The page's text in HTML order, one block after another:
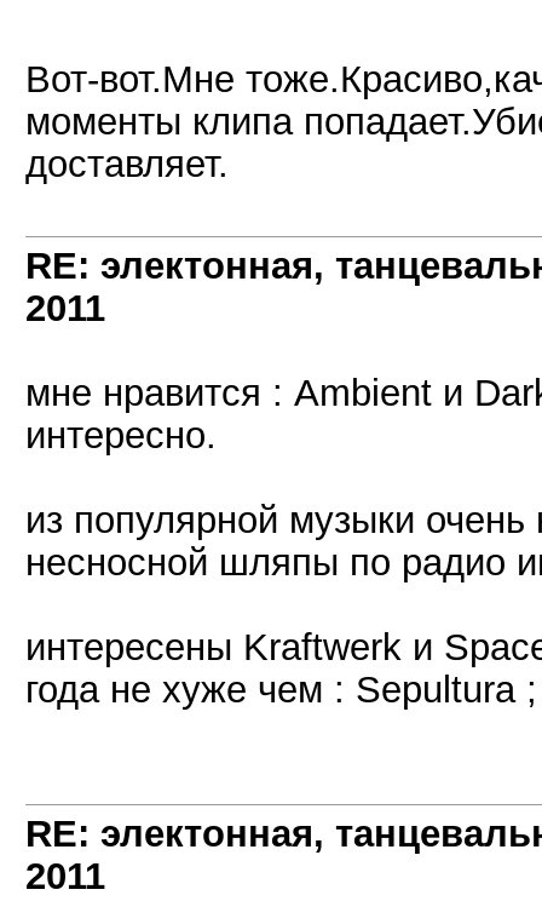
Вот-вот.Мне
моменты клипа
доставляет.
RE: электонная,
2011
мне нравится : Ambient и
интересно.
из популярной музыки очень
несносной шляпы по радио
интересены Kraftwerk и
года не хуже чем : Sepultura
RE: электонная,
2011